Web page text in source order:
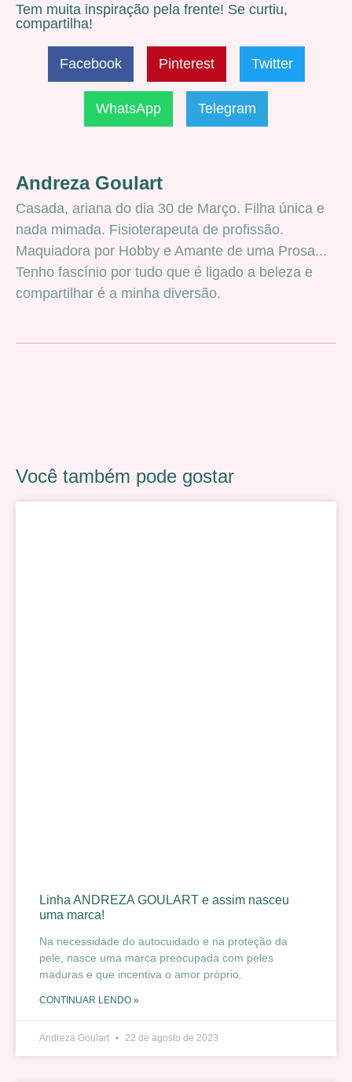
Tem muita inspiração pela frente! Se curtiu,
compartilha!
Facebook Pinterest Twitter
WhatsApp Telegram
Andreza Goulart
Casada, ariana do dia 30 de Março. Filha única e
nada mimada. Fisioterapeuta de profissão.
Maquiadora por Hobby e Amante de uma Prosa...
Tenho fascínio por tudo que é ligado a beleza e
compartilhar é a minha diversão.
Você também pode gostar
Linha ANDREZA GOULART e assim nasceu
uma marca!
Na necessidade do autocuidado e na proteção da
pele, nasce uma marca preocupada com peles
maduras e que incentiva o amor próprio.
CONTINUAR LENDO »
Andreza Goulart 22 de agosto de 2023